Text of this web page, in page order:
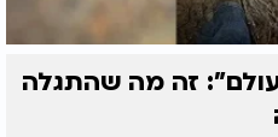
זה מה שהתגלה